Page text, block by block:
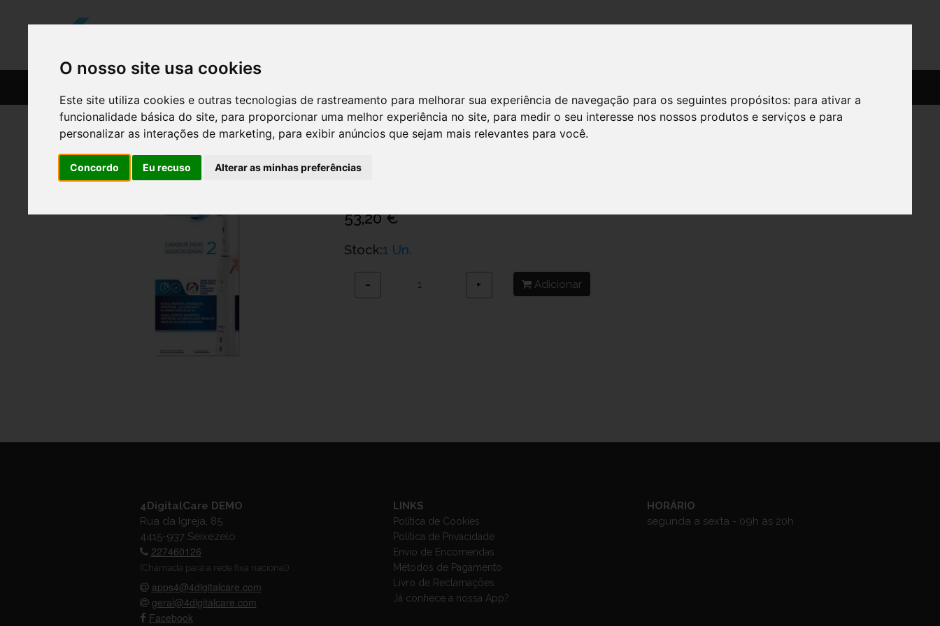
O nosso site usa cookies
Este site utiliza cookies e outras tecnologias de rastreamento para melhorar sua experiência de navegação para os seguintes propósitos: para ativar a
funcionalidade básica do site, para proporcionar uma melhor experiência no site, para medir o seu interesse nos nossos produtos e serviços e para
personalizar as interações de marketing, para exibir anúncios que sejam mais relevantes para você.
Concordo Eu recuso Alterar as minhas preferências
Oral B Pro Esc Elect Cuid Gengivas 2
Ref.: 6269282
53,20 €
Stock:1 Un.
− + Adicionar
4DigitalCare DEMO
Rua da Igreja, 85
4415-937 Seixezelo
227460126
(Chamada para a rede fixa nacional)
apps4@4digitalcare.com
geral@4digitalcare.com
Facebook
LINKS
Política de Cookies
Política de Privacidade
Envio de Encomendas
Métodos de Pagamento
Livro de Reclamações
Já conhece a nossa App?
HORÁRIO
segunda a sexta - 09h às 20h